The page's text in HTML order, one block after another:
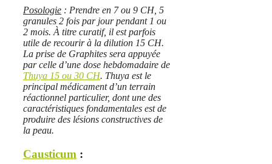
Posologie : Prendre en 7 ou 9 CH, 5
granules 2 fois par jour pendant 1 ou
2 mois. À titre curatif, il est parfois
utile de recourir à la dilution 15 CH.
La prise de Graphites sera appuyée
par celle d’une dose hebdomadaire de
Thuya 15 ou 30 CH. Thuya est le
principal médicament d’un terrain
réactionnel particulier, dont une des
caractéristiques fondamentales est de
produire des lésions constructives de
la peau.
Causticum :